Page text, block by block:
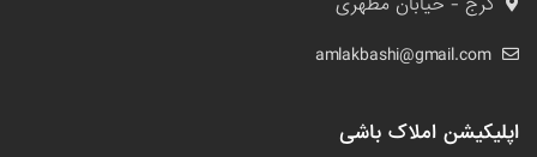
amlakbashi@gmail.com
اپلیکیشن املاک باشی